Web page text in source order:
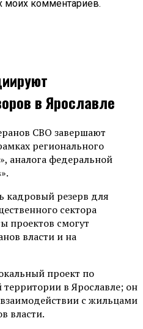
моих комментариев.
в Ярославле
СВО завершают
регионального
аналога федеральной
кадровый резерв для
сектора
проектов смогут
власти и на
проект по
территории в Ярославле; он
с жильцами
власти.